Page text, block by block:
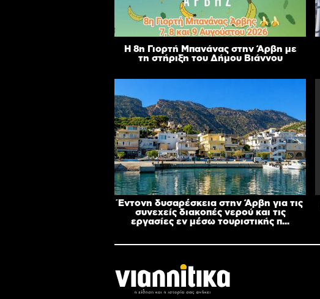
Η 8η Γιορτή Μπανάνας στην Άρβη με
τη στήριξη του Δήμου Βιάννου
Έντονη δυσαρέσκεια στην Άρβη για τις
συνεχείς διακοπές νερού και τις
εργασίες εν μέσω τουριστικής π...